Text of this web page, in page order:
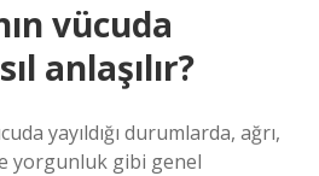
vücuda
anlaşılır?
yayıldığı durumlarda, ağrı,
yorgunluk gibi genel